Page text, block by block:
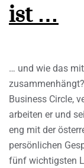
ist …
… und wie das
Business Circle,
arbeiten er und
eng mit der
persönlichen
fünf wichtigsten